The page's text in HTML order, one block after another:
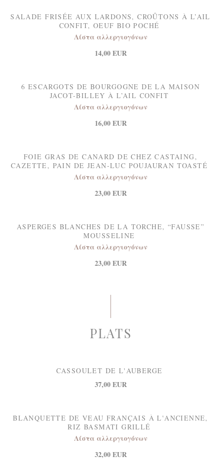
SALADE FRISÉE AUX LARDONS, CROÛTONS À L’AIL
CONFIT, OEUF BIO POCHÉ
Λίστα αλλεργιογόνων
14,00 EUR
6 ESCARGOTS DE BOURGOGNE DE LA MAISON
JACOT-BILLEY À L’AIL CONFIT
Λίστα αλλεργιογόνων
16,00 EUR
FOIE GRAS DE CANARD DE CHEZ CASTAING,
CAZETTE, PAIN DE JEAN-LUC POUJAURAN TOASTÉ
Λίστα αλλεργιογόνων
23,00 EUR
ASPERGES BLANCHES DE LA TORCHE, “FAUSSE”
MOUSSELINE
Λίστα αλλεργιογόνων
23,00 EUR
PLATS
CASSOULET DE L'AUBERGE
37,00 EUR
BLANQUETTE DE VEAU FRANÇAIS À L'ANCIENNE,
RIZ BASMATI GRILLÉ
Λίστα αλλεργιογόνων
32,00 EUR